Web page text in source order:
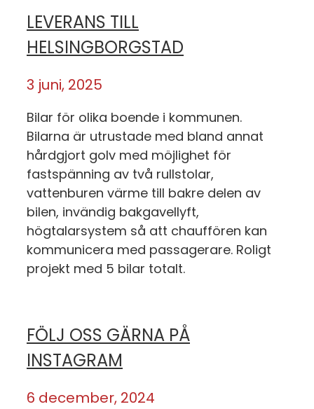
LEVERANS TILL
HELSINGBORGSTAD
3 juni, 2025
Bilar för olika boende i kommunen.
Bilarna är utrustade med bland annat
hårdgjort golv med möjlighet för
fastspänning av två rullstolar,
vattenburen värme till bakre delen av
bilen, invändig bakgavellyft,
högtalarsystem så att chauffören kan
kommunicera med passagerare. Roligt
projekt med 5 bilar totalt.
FÖLJ OSS GÄRNA PÅ
INSTAGRAM
6 december, 2024